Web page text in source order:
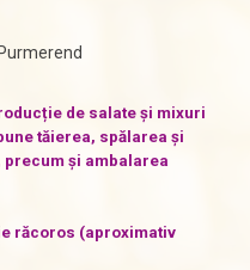
Purmerend
de salate și mixuri
tăierea, spălarea și
și ambalarea
răcoros (aproximativ